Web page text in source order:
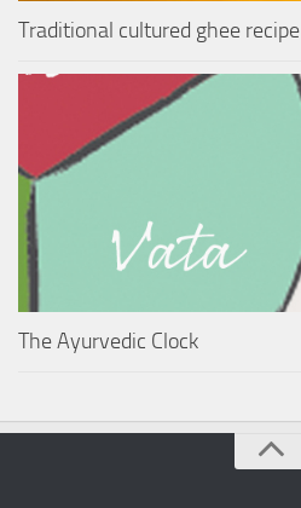
Traditional cultured ghee recipe
The Ayurvedic Clock